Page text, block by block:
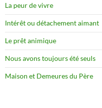
La peur de vivre
Intérêt ou détachement aimant
Le prêt animique
Nous avons toujours été seuls
Maison et Demeures du Père